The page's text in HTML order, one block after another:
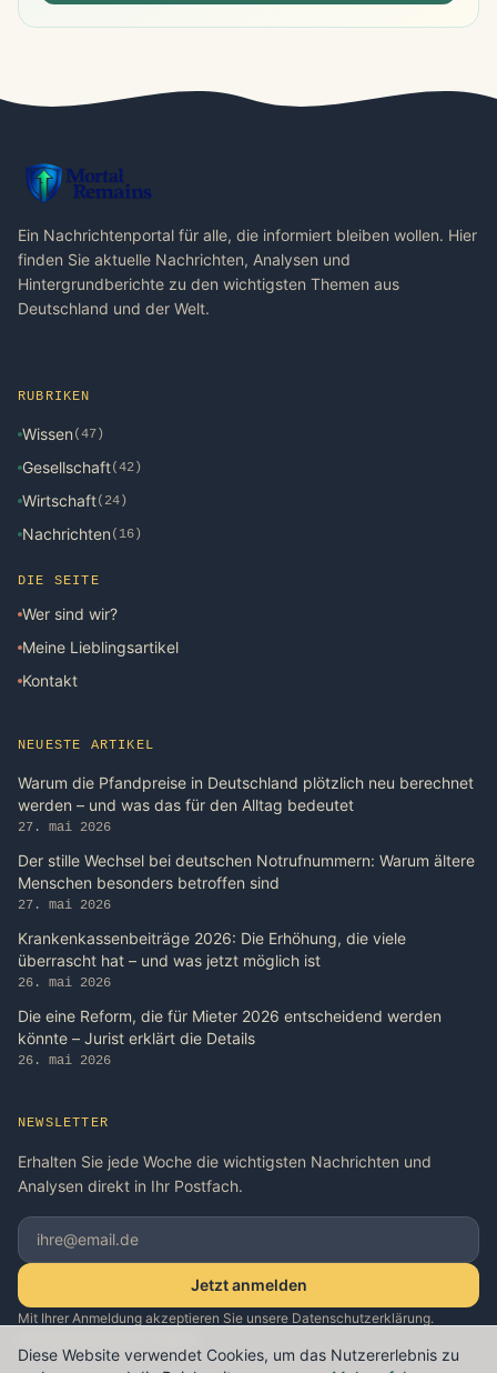
Ein Nachrichtenportal für alle, die informiert bleiben wollen. Hier
finden Sie aktuelle Nachrichten, Analysen und
Hintergrundberichte zu den wichtigsten Themen aus
Deutschland und der Welt.
RUBRIKEN
Wissen (47)
Gesellschaft(42)
Wirtschaft(24)
Nachrichten (16)
DIE SEITE
Wer sind wir?
Meine Lieblingsartikel
Kontakt
NEUESTE ARTIKEL
Warum die Pfandpreise in Deutschland plötzlich neu berechnet
werden – und was das für den Alltag bedeutet
27. mai 2026
Der stille Wechsel bei deutschen Notrufnummern: Warum ältere
Menschen besonders betroffen sind
27. mai 2026
Krankenkassenbeiträge 2026: Die Erhöhung, die viele
überrascht hat – und was jetzt möglich ist
26. mai 2026
Die eine Reform, die für Mieter 2026 entscheidend werden
könnte – Jurist erklärt die Details
26. mai 2026
NEWSLETTER
Erhalten Sie jede Woche die wichtigsten Nachrichten und
Analysen direkt in Ihr Postfach.
Jetzt anmelden
Mit Ihrer Anmeldung akzeptieren Sie unsere Datenschutzerklärung.
Diese Website verwendet Cookies, um das Nutzererlebnis zu